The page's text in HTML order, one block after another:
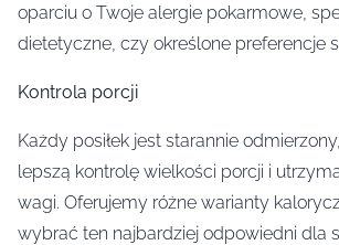
oparciu o Twoje alergie pokarmowe,
dietetyczne, czy określone preferencje
Kontrola porcji
Każdy posiłek jest starannie
lepszą kontrolę wielkości porcji i
wagi. Oferujemy różne warianty
wybrać ten najbardziej odpowiedni dla